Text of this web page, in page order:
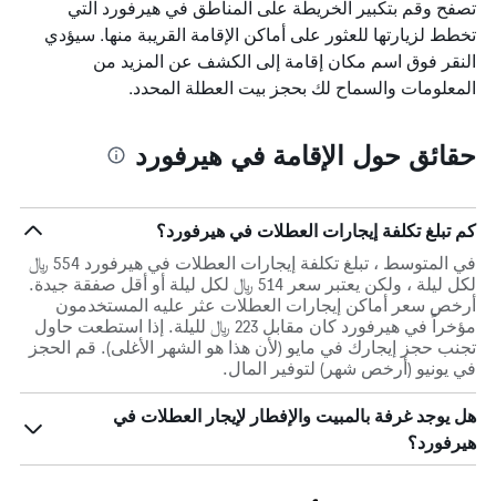
تصفح وقم بتكبير الخريطة على المناطق في هيرفورد التي
تخطط لزيارتها للعثور على أماكن الإقامة القريبة منها. سيؤدي
النقر فوق اسم مكان إقامة إلى الكشف عن المزيد من
المعلومات والسماح لك بحجز بيت العطلة المحدد.
حقائق حول الإقامة في هيرفورد
كم تبلغ تكلفة إيجارات العطلات في هيرفورد؟
في المتوسط ، تبلغ تكلفة إيجارات العطلات في هيرفورد 554 ﷼
لكل ليلة ، ولكن يعتبر سعر 514 ﷼ لكل ليلة أو أقل صفقة جيدة.
أرخص سعر أماكن إيجارات العطلات عثر عليه المستخدمون
مؤخراً في هيرفورد كان مقابل 223 ﷼ لليلة. إذا استطعت حاول
تجنب حجز إيجارك في مايو (لأن هذا هو الشهر الأغلى). قم الحجز
في يونيو (أرخص شهر) لتوفير المال.
هل يوجد غرفة بالمبيت والإفطار لإيجار العطلات في
هيرفورد؟